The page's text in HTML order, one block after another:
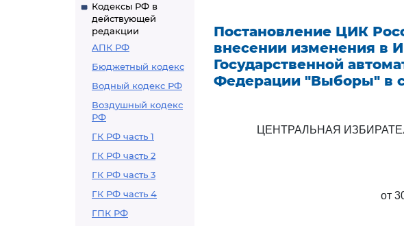
Кодексы РФ в
действующей
редакции
АПК РФ
Бюджетный кодекс
Водный кодекс РФ
Воздушный кодекс
РФ
ГК РФ часть 1
ГК РФ часть 2
ГК РФ часть 3
ГК РФ часть 4
ГПК РФ
Постановление ЦИК
внесении изменения в
Государственной
Федерации "Выборы" в
ЦЕНТРАЛЬНАЯ
от